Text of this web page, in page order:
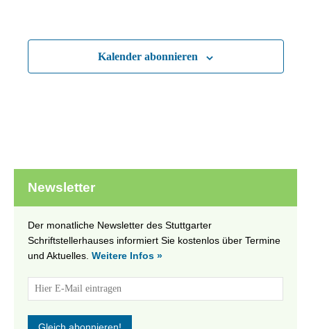
Kalender abonnieren
Newsletter
Der monatliche Newsletter des Stuttgarter
Schriftstellerhauses informiert Sie kostenlos über Termine
und Aktuelles. Weitere Infos »